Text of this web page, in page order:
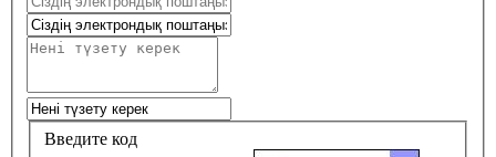
Введите код